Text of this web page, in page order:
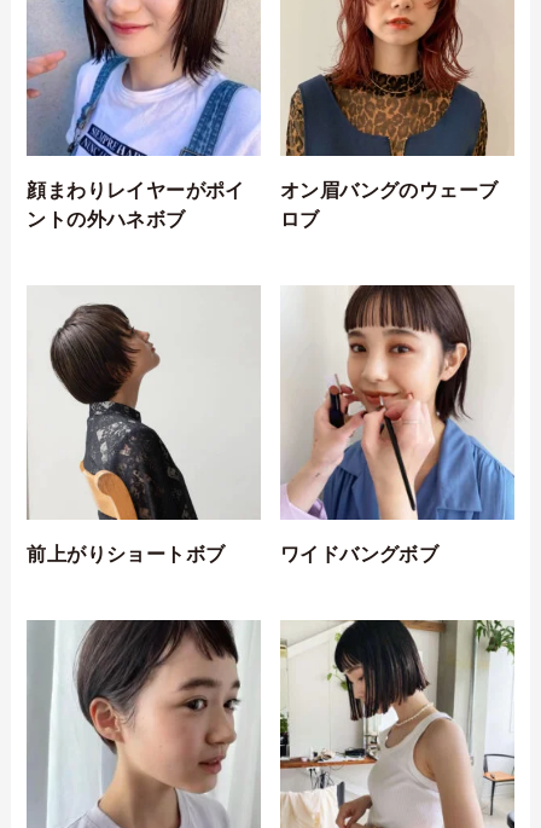
顔まわりレイヤーがポイ
ントの外ハネボブ
オン眉バングのウェーブ
ロブ
前上がりショートボブ ワイドバングボブ